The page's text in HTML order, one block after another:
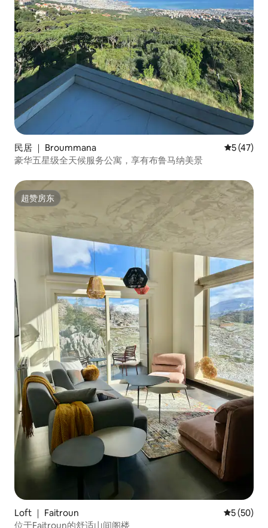
民居 ｜ Broummana 平均评分
5 (47)
豪华五星级全天候服务公寓，享有布鲁马纳美景
超赞房东
超赞房东
Loft ｜ Faitroun 平均评分
5 (50)
位于Faitroun的舒适山间阁楼